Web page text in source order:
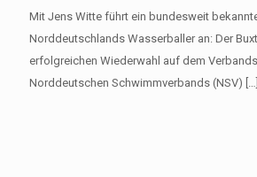
Mit Jens Witte führt ein bundesweit
Norddeutschlands Wasserballer an: Der
erfolgreichen Wiederwahl auf dem
Norddeutschen Schwimmverbands (NSV) […]